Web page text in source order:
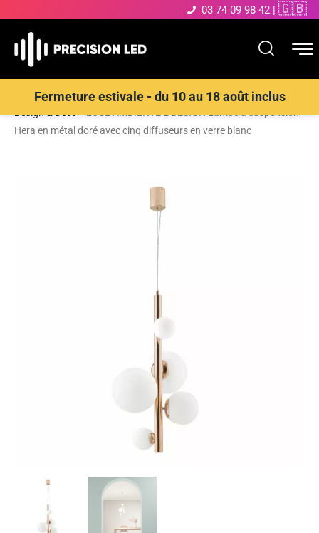
03 74 09 98 42 | 🇬🇧
Fermeture estivale - du 10 au 18 août inclus
Accueil>Boutique>ECLAIRAGE INTERIEUR LED>Suspensions
Design & Déco>LUCE AMBIENTE E DESIGN Lampe à suspension
Hera en métal doré avec cinq diffuseurs en verre blanc